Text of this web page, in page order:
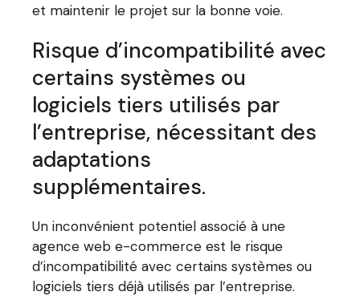
et maintenir le projet sur la bonne voie.
Risque d’incompatibilité avec
certains systèmes ou
logiciels tiers utilisés par
l’entreprise, nécessitant des
adaptations
supplémentaires.
Un inconvénient potentiel associé à une
agence web e-commerce est le risque
d’incompatibilité avec certains systèmes ou
logiciels tiers déjà utilisés par l’entreprise.